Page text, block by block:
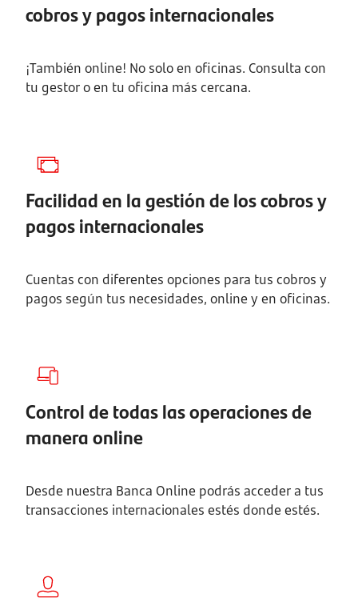
cobros y pagos internacionales
¡También online! No solo en oficinas. Consulta con
tu gestor o en tu oficina más cercana.
Facilidad en la gestión de los cobros y
pagos internacionales
Cuentas con diferentes opciones para tus cobros y
pagos según tus necesidades, online y en oficinas.
Control de todas las operaciones de
manera online
Desde nuestra Banca Online podrás acceder a tus
transacciones internacionales estés donde estés.